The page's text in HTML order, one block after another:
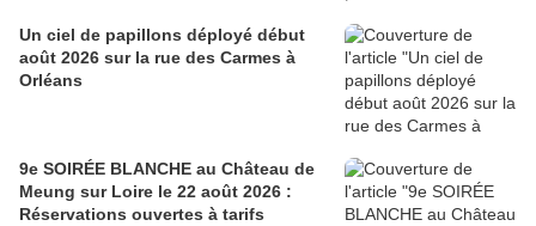
Un ciel de papillons déployé début
août 2026 sur la rue des Carmes à
Orléans
9e SOIRÉE BLANCHE au Château de
Meung sur Loire le 22 août 2026 :
Réservations ouvertes à tarifs